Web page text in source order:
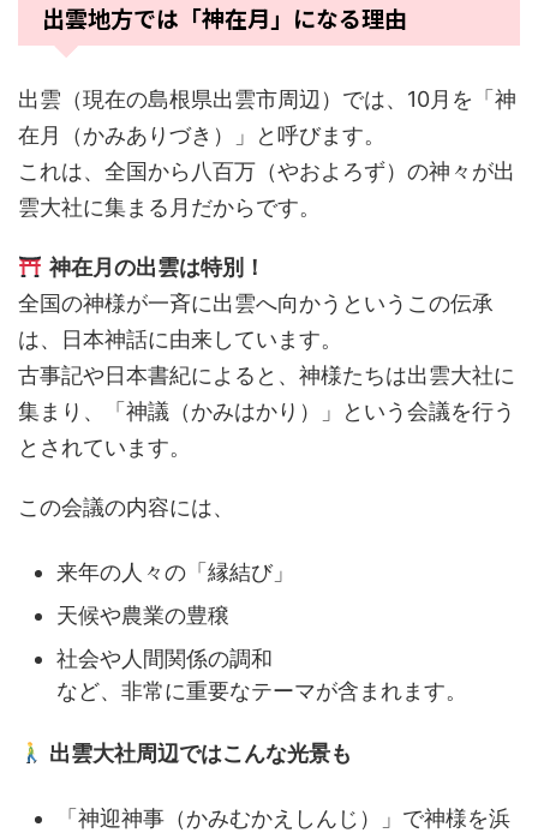
出雲地方では「神在月」になる理由
出雲（現在の島根県出雲市周辺）では、10月を「神
在月（かみありづき）」と呼びます。
これは、全国から八百万（やおよろず）の神々が出
雲大社に集まる月だからです。
神在月の出雲は特別！
全国の神様が一斉に出雲へ向かうというこの伝承
は、日本神話に由来しています。
古事記や日本書紀によると、神様たちは出雲大社に
集まり、「神議（かみはかり）」という会議を行う
とされています。
この会議の内容には、
来年の人々の「縁結び」
天候や農業の豊穣
社会や人間関係の調和
など、非常に重要なテーマが含まれます。
出雲大社周辺ではこんな光景も
「神迎神事（かみむかえしんじ）」で神様を浜